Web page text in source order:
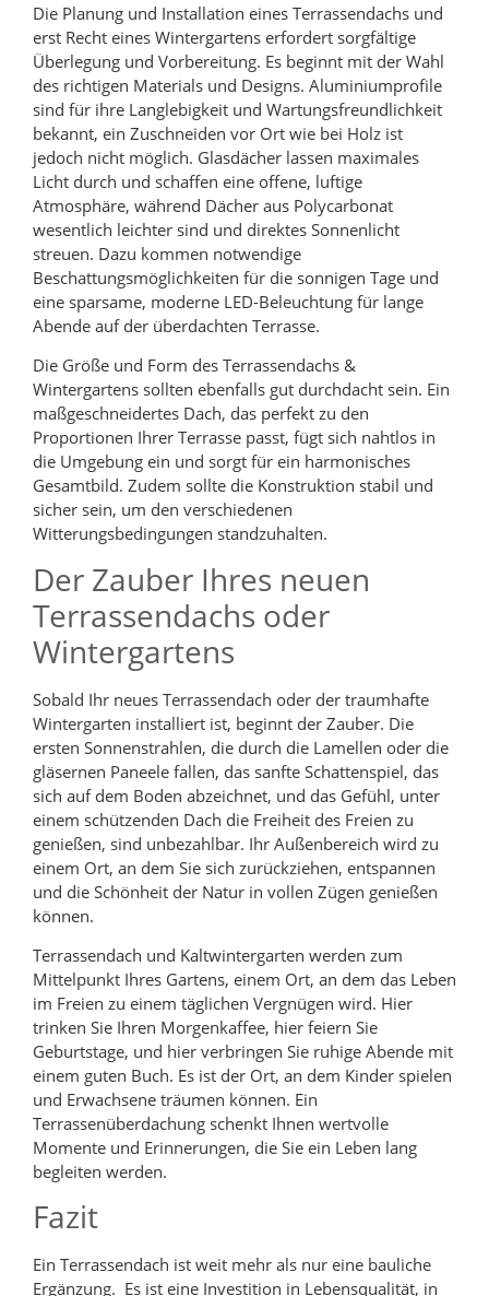
Die Planung und Installation eines Terrassendachs und
erst Recht eines Wintergartens erfordert sorgfältige
Überlegung und Vorbereitung. Es beginnt mit der Wahl
des richtigen Materials und Designs. Aluminiumprofile
sind für ihre Langlebigkeit und Wartungsfreundlichkeit
bekannt, ein Zuschneiden vor Ort wie bei Holz ist
jedoch nicht möglich. Glasdächer lassen maximales
Licht durch und schaffen eine offene, luftige
Atmosphäre, während Dächer aus Polycarbonat
wesentlich leichter sind und direktes Sonnenlicht
streuen. Dazu kommen notwendige
Beschattungsmöglichkeiten für die sonnigen Tage und
eine sparsame, moderne LED-Beleuchtung für lange
Abende auf der überdachten Terrasse.
Die Größe und Form des Terrassendachs &
Wintergartens sollten ebenfalls gut durchdacht sein. Ein
maßgeschneidertes Dach, das perfekt zu den
Proportionen Ihrer Terrasse passt, fügt sich nahtlos in
die Umgebung ein und sorgt für ein harmonisches
Gesamtbild. Zudem sollte die Konstruktion stabil und
sicher sein, um den verschiedenen
Witterungsbedingungen standzuhalten.
Der Zauber Ihres neuen
Terrassendachs oder
Wintergartens
Sobald Ihr neues Terrassendach oder der traumhafte
Wintergarten installiert ist, beginnt der Zauber. Die
ersten Sonnenstrahlen, die durch die Lamellen oder die
gläsernen Paneele fallen, das sanfte Schattenspiel, das
sich auf dem Boden abzeichnet, und das Gefühl, unter
einem schützenden Dach die Freiheit des Freien zu
genießen, sind unbezahlbar. Ihr Außenbereich wird zu
einem Ort, an dem Sie sich zurückziehen, entspannen
und die Schönheit der Natur in vollen Zügen genießen
können.
Terrassendach und Kaltwintergarten werden zum
Mittelpunkt Ihres Gartens, einem Ort, an dem das Leben
im Freien zu einem täglichen Vergnügen wird. Hier
trinken Sie Ihren Morgenkaffee, hier feiern Sie
Geburtstage, und hier verbringen Sie ruhige Abende mit
einem guten Buch. Es ist der Ort, an dem Kinder spielen
und Erwachsene träumen können. Ein
Terrassenüberdachung schenkt Ihnen wertvolle
Momente und Erinnerungen, die Sie ein Leben lang
begleiten werden.
Fazit
Ein Terrassendach ist weit mehr als nur eine bauliche
Ergänzung. Es ist eine Investition in Lebensqualität, in